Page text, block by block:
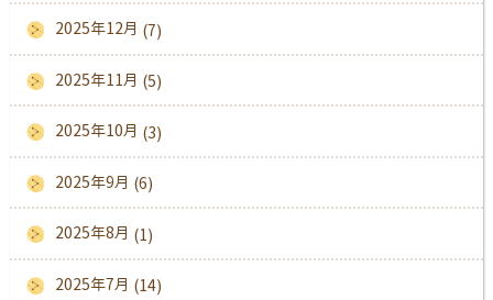
2025年12月 (7)
2025年11月 (5)
2025年10月 (3)
2025年9月 (6)
2025年8月 (1)
2025年7月 (14)